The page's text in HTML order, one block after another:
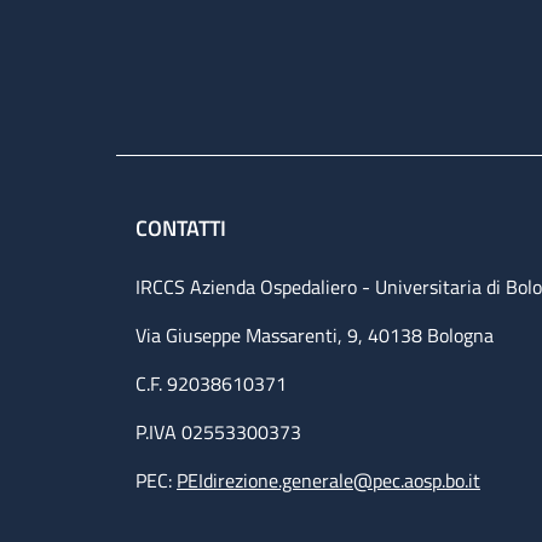
CONTATTI
IRCCS Azienda Ospedaliero - Universitaria di
Via Giuseppe Massarenti, 9, 40138 Bologna
C.F. 92038610371
P.IVA 02553300373
PEC: PEIdirezione.generale@pec.aosp.bo.it